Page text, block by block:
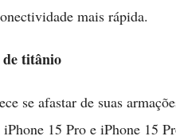
mais rápida.
titânio
se afastar de suas
15 Pro e iPhone 15